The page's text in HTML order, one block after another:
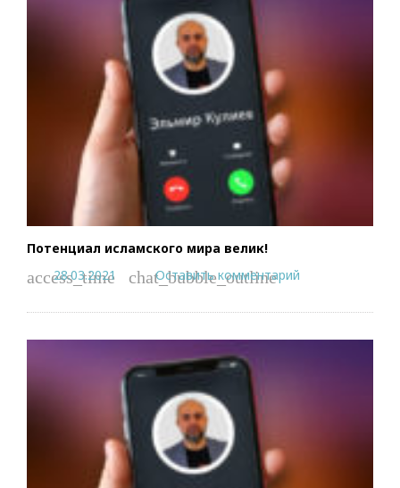
Потенциал исламского мира велик!
access_time
28.03.2021 chat_bubble_outline
Оставить комментарий